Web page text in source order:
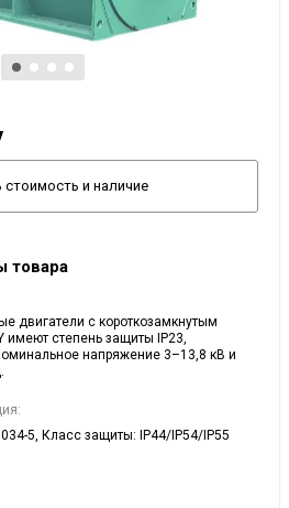
стоимость и наличие
товара
двигатели с короткозамкнутым
имеют степень защиты IP23,
напряжение 3–13,8 кВ и
5, Класс защиты: IP44/IP54/IP55